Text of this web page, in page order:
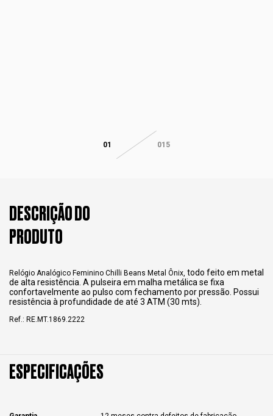
01 015
DESCRIÇÃO DO
PRODUTO
Relógio Analógico Feminino Chilli Beans Metal Ônix, todo feito em metal
de alta resistência. A pulseira em malha metálica se fixa
confortavelmente ao pulso com fechamento por pressão. Possui
resistência à profundidade de até 3 ATM (30 mts).
Ref.: RE.MT.1869.2222
ESPECIFICAÇÕES